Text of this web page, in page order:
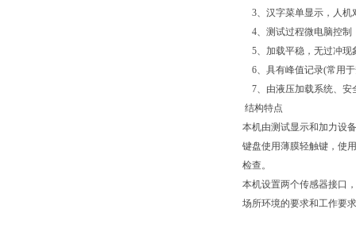
3、汉字菜单显示，人机
4、测试过程微电脑控制
5、加载平稳，无过冲现
6、具有峰值记录(常用
7、由液压加载系统、安
结构特点
本机由测试显示和加力设
键盘使用薄膜轻触键，使
检查。
本机设置两个传感器接口
场所环境的要求和工作要